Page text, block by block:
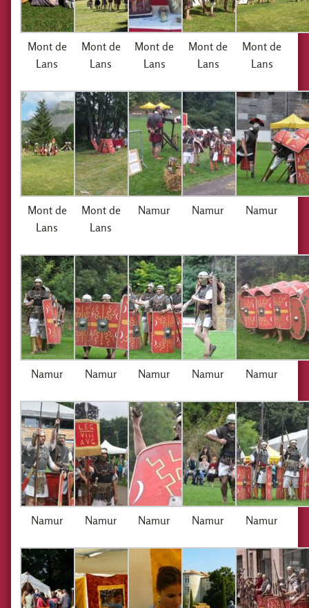
Mont de
Lans
Mont de
Lans
Mont de
Lans
Mont de
Lans
Mont de
Lans
Mont de
Lans
Mont de
Lans
Namur Namur Namur
Namur Namur Namur Namur Namur
Namur Namur Namur Namur Namur